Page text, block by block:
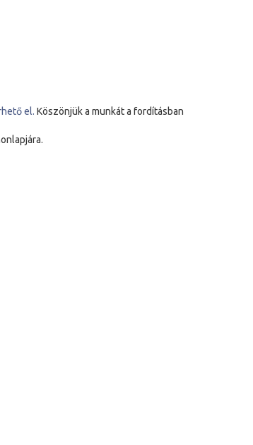
el. Köszönjük a munkát a fordításban